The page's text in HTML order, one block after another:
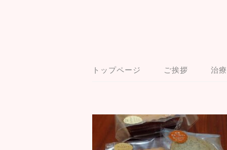
トップページ ご挨拶 治